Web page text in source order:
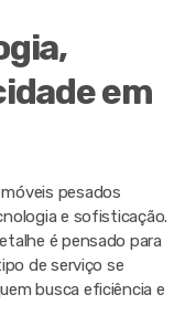
em
pesados
e sofisticação.
é pensado para
de serviço se
busca eficiência e